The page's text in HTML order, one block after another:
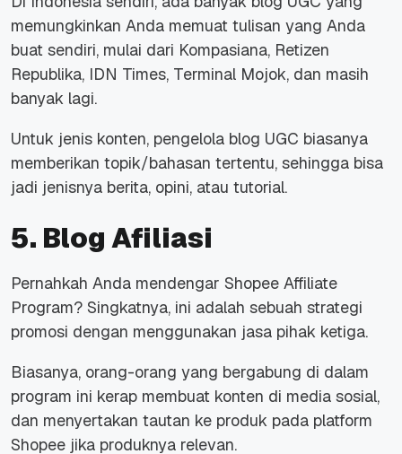
memungkinkan Anda memuat tulisan yang Anda
buat sendiri, mulai dari Kompasiana, Retizen
Republika, IDN Times, Terminal Mojok, dan masih
banyak lagi.
Untuk jenis konten, pengelola blog UGC biasanya
memberikan topik/bahasan tertentu, sehingga bisa
jadi jenisnya berita, opini, atau tutorial.
5. Blog Afiliasi
Pernahkah Anda mendengar Shopee Affiliate
Program? Singkatnya, ini adalah sebuah strategi
promosi dengan menggunakan jasa pihak ketiga.
Biasanya, orang-orang yang bergabung di dalam
program ini kerap membuat konten di media sosial,
dan menyertakan tautan ke produk pada platform
Shopee jika produknya relevan.